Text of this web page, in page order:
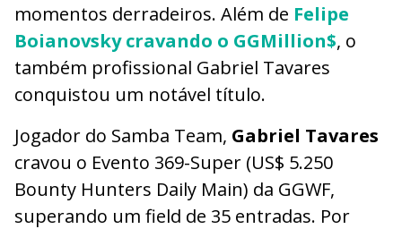
momentos derradeiros. Além de Felipe
Boianovsky cravando o GGMillion$, o
também profissional Gabriel Tavares
conquistou um notável título.
Jogador do Samba Team, Gabriel Tavares
cravou o Evento 369-Super (US$ 5.250
Bounty Hunters Daily Main) da GGWF,
superando um field de 35 entradas. Por